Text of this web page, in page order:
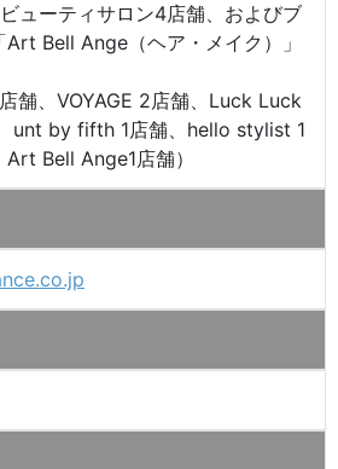
ューティサロン4店舗、およびブ
Art Bell Ange（ヘア・メイク）」
舗、VOYAGE 2店舗、Luck Luck
unt by fifth 1店舗、hello stylist 1
Bell Ange1店舗）